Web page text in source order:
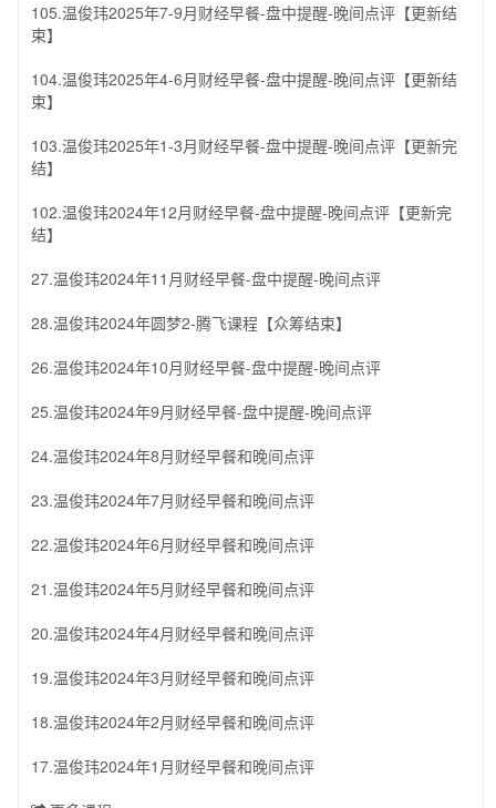
105.温俊玮2025年7-9月财经早餐-盘中提醒-晚间点评【更新结
束】
104.温俊玮2025年4-6月财经早餐-盘中提醒-晚间点评【更新结
束】
103.温俊玮2025年1-3月财经早餐-盘中提醒-晚间点评【更新完
结】
102.温俊玮2024年12月财经早餐-盘中提醒-晚间点评【更新完
结】
27.温俊玮2024年11月财经早餐-盘中提醒-晚间点评
28.温俊玮2024年圆梦2-腾飞课程【众筹结束】
26.温俊玮2024年10月财经早餐-盘中提醒-晚间点评
25.温俊玮2024年9月财经早餐-盘中提醒-晚间点评
24.温俊玮2024年8月财经早餐和晚间点评
23.温俊玮2024年7月财经早餐和晚间点评
22.温俊玮2024年6月财经早餐和晚间点评
21.温俊玮2024年5月财经早餐和晚间点评
20.温俊玮2024年4月财经早餐和晚间点评
19.温俊玮2024年3月财经早餐和晚间点评
18.温俊玮2024年2月财经早餐和晚间点评
17.温俊玮2024年1月财经早餐和晚间点评